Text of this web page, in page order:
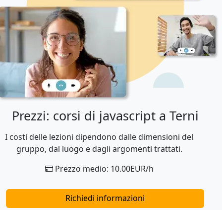
Prezzi: corsi di javascript a Terni
I costi delle lezioni dipendono dalle dimensioni del
gruppo, dal luogo e dagli argomenti trattati.
Prezzo medio: 10.00EUR/h
Richiedi informazioni